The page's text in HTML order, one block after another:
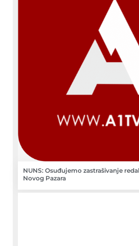
NUNS: Osuđujemo zastrašivanje
Novog Pazara